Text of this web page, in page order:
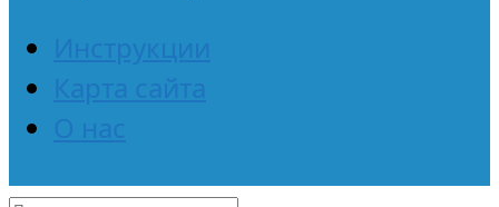
Инструкции
Карта сайта
О нас